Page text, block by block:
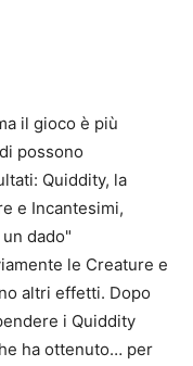
il gioco è più
possono
Quiddity, la
e Incantesimi,
dado"
le Creature e
altri effetti. Dopo
i Quiddity
ha ottenuto… per